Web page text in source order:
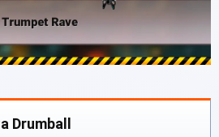
Drumball